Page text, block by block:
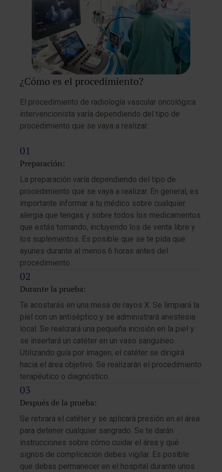
¿Cómo es el procedimiento?
El procedimiento de radiología vascular oncológica
intervencionista varía dependiendo del tipo de
procedimiento que se vaya a realizar:
Preparación:
La preparación varía dependiendo del tipo de
procedimiento que se vaya a realizar. En general, es
importante informar a tu médico sobre cualquier
alergia que tengas y sobre todos los medicamentos
que estás tomando, incluyendo los de venta libre y
los suplementos. Es posible que se te pida que
ayunes durante al menos 6 horas antes del
procedimiento.
Durante la prueba:
Te acostarás en una mesa de rayos X. Se limpiará la
piel con un antiséptico y se administrará anestesia
local. Se realizará una pequeña incisión en la piel y
se insertará un catéter en un vaso sanguíneo.
Utilizando guía por imagen, el catéter se dirigirá
hacia el área objetivo. Se realizarán el procedimiento
terapéutico o diagnóstico.
Después de la prueba:
Se retirará el catéter y se aplicará presión en el área
para detener cualquier sangrado. Se te darán
instrucciones sobre cómo cuidar el área y qué
signos de complicación debes vigilar. Es posible
que debas permanecer en el hospital durante unos